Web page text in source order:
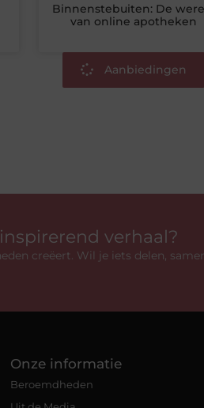
Binnenstebuiten: De
van online apotheken
Aanbiedingen
verhaal?
creëert. Wil je iets delen,
Onze informatie
Beroemdheden